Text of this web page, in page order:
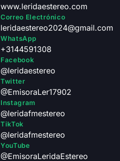
www.leridaestereo.com
Correo Electrónico
leridaestereo2024@gmail.com
WhatsApp
+3144591308
Facebook
@leridaestereo
Twitter
@EmisoraLer17902
Instagram
@leridafmestereo
TikTok
@leridafmestereo
YouTube
@EmisoraLeridaEstereo